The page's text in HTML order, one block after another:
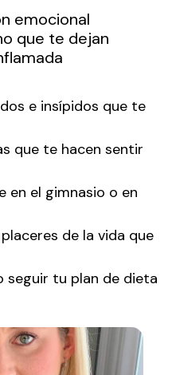
emocional
que te dejan
e insípidos que te
que te hacen sentir
en el gimnasio o en
de la vida que
seguir tu plan de dieta